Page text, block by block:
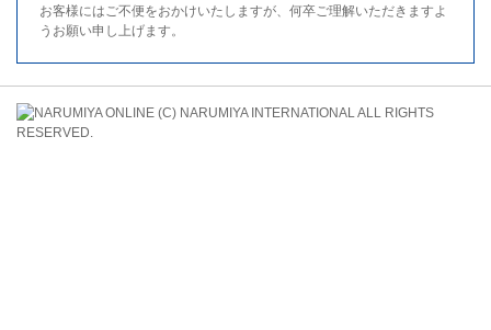
お客様にはご不便をおかけいたしますが、何卒ご理解いただきますよ
うお願い申し上げます。